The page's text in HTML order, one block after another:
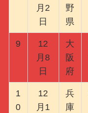
月2
日
野
県
9
12
月8
日
大
阪
府
1
0
12
月1
兵
庫